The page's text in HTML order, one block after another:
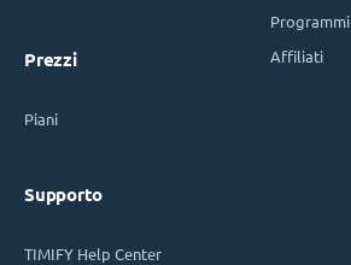
Prezzi
Piani
Supporto
TIMIFY Help Center
Programmi
Affiliati